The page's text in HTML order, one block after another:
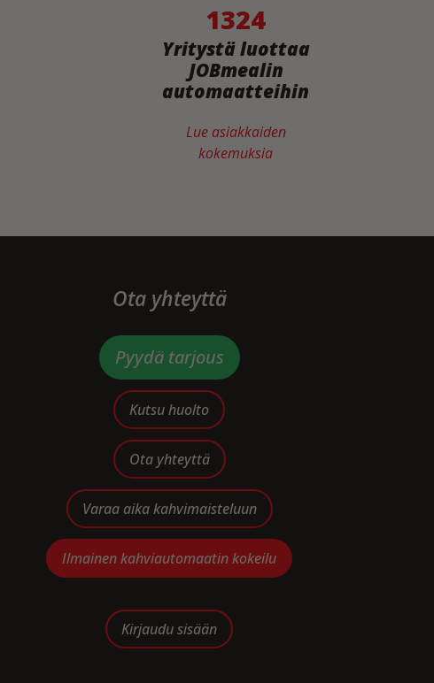
1324
Yritystä luottaa
JOBmealin
automaatteihin
Lue asiakkaiden
kokemuksia
Ota yhteyttä
Pyydä tarjous
Kutsu huolto
Ota yhteyttä
Varaa aika kahvimaisteluun
Ilmainen kahviautomaatin kokeilu
Kirjaudu sisään